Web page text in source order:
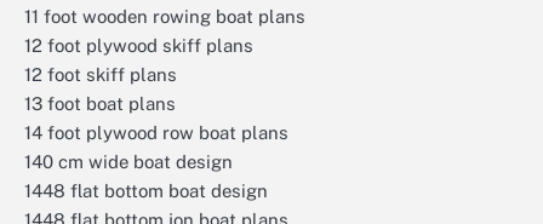
11 foot wooden rowing boat plans
12 foot plywood skiff plans
12 foot skiff plans
13 foot boat plans
14 foot plywood row boat plans
140 cm wide boat design
1448 flat bottom boat design
1448 flat bottom jon boat plans